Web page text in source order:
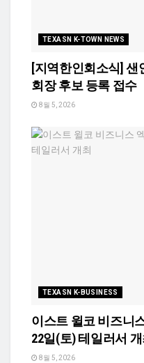
TEXASN K-TOWN NEWS
[지역한인회소식] 샌
회장 후보 등록 접수
8월 5, 2026
TEXASN K-BUSINESS
이스트 윌코 비즈니
22일(토) 테일러서 개
8월 5, 2026